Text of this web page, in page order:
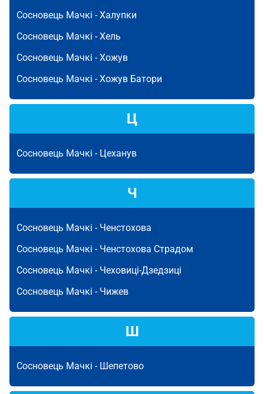
Сосновець Мачкі -Халупки
Сосновець Мачкі -Хель
Сосновець Мачкі -Хожув
Сосновець Мачкі -Хожув Батори
Ц
Сосновець Мачкі - Цеханув
Ч
Сосновець Мачкі - Ченстохова
Сосновець Мачкі - Ченстохова Страдом
Сосновець Мачкі - Чеховиці-Дзедзиці
Сосновець Мачкі - Чижев
Ш
Сосновець Мачкі - Шепетово